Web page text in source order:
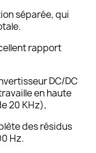
séparée, qui
rapport
DC/DC
en haute
20 KHz),
des résidus
Hz.